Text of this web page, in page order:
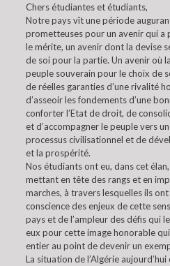
Chers étudiantes et étudiants,
Notre pays vît une période
prometteuses pour un avenir qui
le mérite, un avenir dont la devise
de soi pour la partie. Un avenir où
peuple souverain pour le choix de
de réelles garanties d’une rivalité
d’asseoir les fondements d’une
conforter l’Etat de droit, de
et d’accompagner le peuple vers
processus civilisationnel et de
et la prospérité.
Nos étudiants ont eu, dans cet
mettant en tête des rangs et en
marches, à travers lesquelles ils
conscience des enjeux de cette
pays et de l’ampleur des défis qui
eux pour cette image honorable
entier au point de devenir un
La situation de l’Algérie